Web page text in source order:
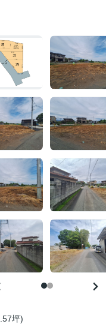
坪)